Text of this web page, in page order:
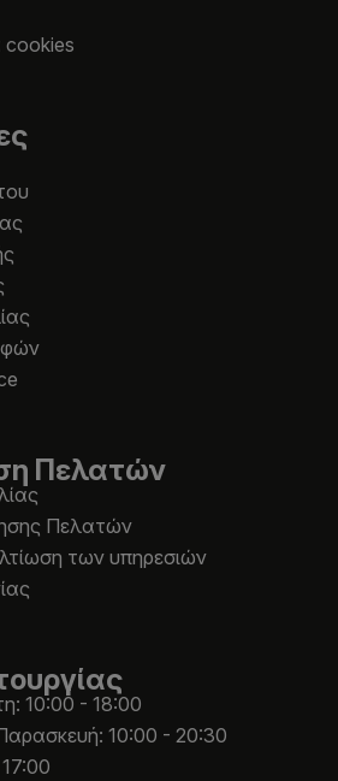
cookies
Πελατών
Πελατών
των υπηρεσιών
10:00 - 18:00
10:00 - 20:30